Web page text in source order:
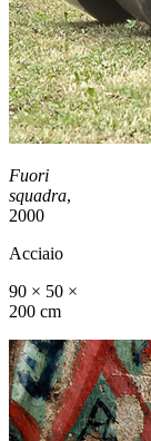
Fuori
squadra,
2000
Acciaio
90 × 50 ×
200 cm